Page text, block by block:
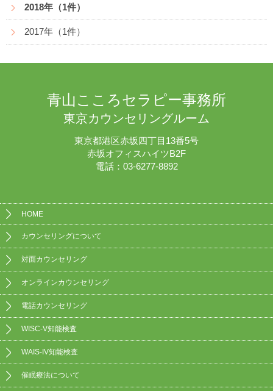
2018年（1件）
2017年（1件）
青山こころセラピー事務所
東京カウンセリングルーム
東京都港区赤坂四丁目13番5号
赤坂オフィスハイツB2F
電話：03-6277-8892
HOME
カウンセリングについて
対面カウンセリング
オンラインカウンセリング
電話カウンセリング
WISC-V知能検査
WAIS-IV知能検査
催眠療法について